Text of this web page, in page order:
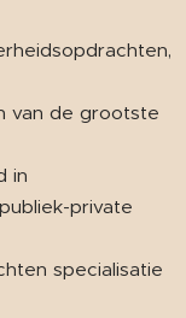
van de grootste
in
private
specialisatie